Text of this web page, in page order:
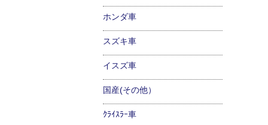
ホンダ車
スズキ車
イスズ車
国産(その他）
ｸﾗｲｽﾗｰ車